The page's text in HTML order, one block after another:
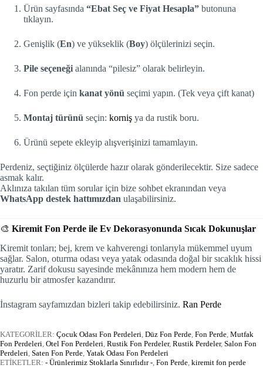
Ürün sayfasında “Ebat Seç ve Fiyat Hesapla” butonuna
tıklayın.
Genişlik (En) ve yükseklik (Boy) ölçülerinizi seçin.
Pile seçeneği alanında “pilesiz” olarak belirleyin.
Fon perde için kanat yönü seçimi yapın. (Tek veya çift kanat)
Montaj türünü seçin: korniş ya da rustik boru.
Ürünü sepete ekleyip alışverişinizi tamamlayın.
Perdeniz, seçtiğiniz ölçülerde hazır olarak gönderilecektir. Size sadece
asmak kalır.
Aklınıza takılan tüm sorular için bize sohbet ekranından veya
WhatsApp destek hattımızdan ulaşabilirsiniz.
🎨 Kiremit Fon Perde ile Ev Dekorasyonunda Sıcak Dokunuşlar
Kiremit tonları; bej, krem ve kahverengi tonlarıyla mükemmel uyum
sağlar. Salon, oturma odası veya yatak odasında doğal bir sıcaklık hissi
yaratır. Zarif dokusu sayesinde mekânınıza hem modern hem de
huzurlu bir atmosfer kazandırır.
İnstagram sayfamızdan bizleri takip edebilirsiniz. Ran Perde
KATEGORİLER: Çocuk Odası Fon Perdeleri, Düz Fon Perde, Fon Perde, Mutfak
Fon Perdeleri, Otel Fon Perdeleri, Rustik Fon Perdeler, Rustik Perdeler, Salon Fon
Perdeleri, Saten Fon Perde, Yatak Odası Fon Perdeleri
ETİKETLER: - Ürünlerimiz Stoklarla Sınırlıdır -, Fon Perde, kiremit fon perde